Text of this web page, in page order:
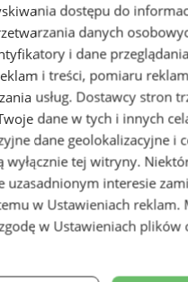
dostępu do
danych
i dane
i treści, pomiaru
usług. Dostawcy stron
dane w tych i innych
dane geolokalizacyjne i
wyłącznie tej witryny.
uzasadnionym interesie
w Ustawieniach reklam.
w Ustawieniach plików